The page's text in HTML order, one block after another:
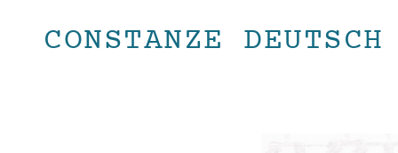
CONSTANZE DEUTSCH